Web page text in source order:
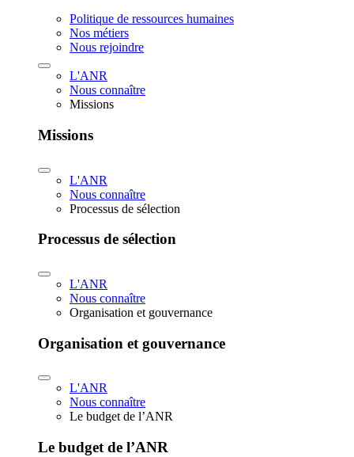
Politique de ressources humaines
Nos métiers
Nous rejoindre
L'ANR
Nous connaître
Missions
Missions
L'ANR
Nous connaître
Processus de sélection
Processus de sélection
L'ANR
Nous connaître
Organisation et gouvernance
Organisation et gouvernance
L'ANR
Nous connaître
Le budget de l’ANR
Le budget de l’ANR